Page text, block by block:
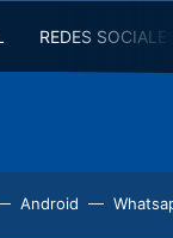
REDES
Android